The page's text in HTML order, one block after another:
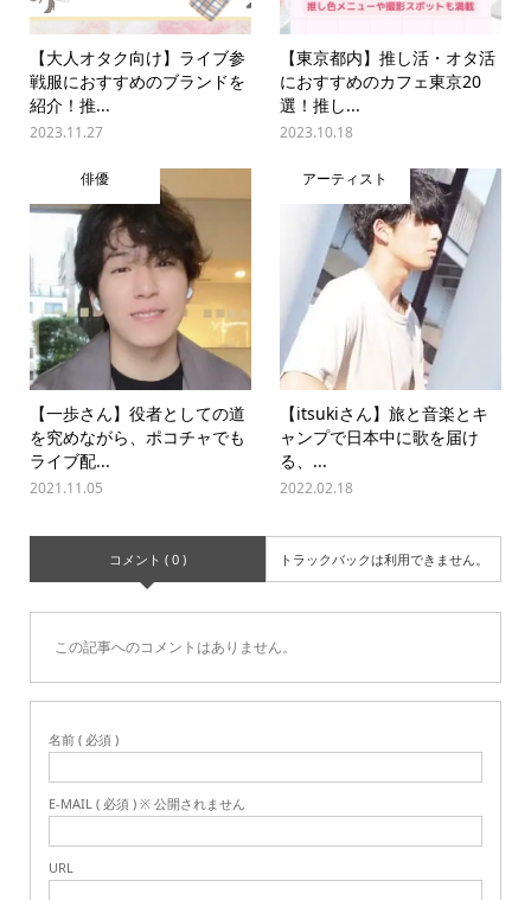
【大人オタク向け】ライブ参
戦服におすすめのブランドを
紹介！推...
2023.11.27
【東京都内】推し活・オタ活
におすすめのカフェ東京20
選！推し...
2023.10.18
俳優
【一歩さん】役者としての道
を究めながら、ポコチャでも
ライブ配...
2021.11.05
アーティスト
【itsukiさん】旅と音楽とキ
ャンプで日本中に歌を届け
る、...
2022.02.18
コメント ( 0 ) トラックバックは利用できません。
この記事へのコメントはありません。
名前 ( 必須 )
E-MAIL ( 必須 ) ※ 公開されません
URL